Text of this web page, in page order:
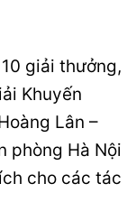
giải thưởng,
Khuyến
Lân –
phòng Hà Nội
cho các tác